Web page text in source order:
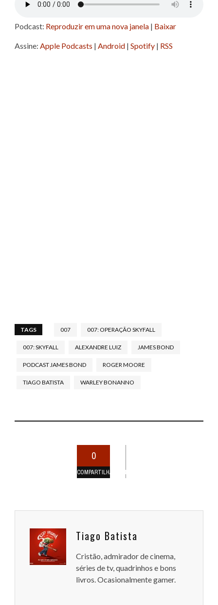
Podcast: Reproduzir em uma nova janela | Baixar
Assine: Apple Podcasts | Android | Spotify | RSS
TAGS 007 007: OPERAÇÃO SKYFALL
007: SKYFALL ALEXANDRE LUIZ JAMES BOND
PODCAST JAMES BOND ROGER MOORE
TIAGO BATISTA WARLEY BONANNO
0
COMPARTILHAMENTOS
Tiago Batista
Cristão, admirador de cinema,
séries de tv, quadrinhos e bons
livros. Ocasionalmente gamer.